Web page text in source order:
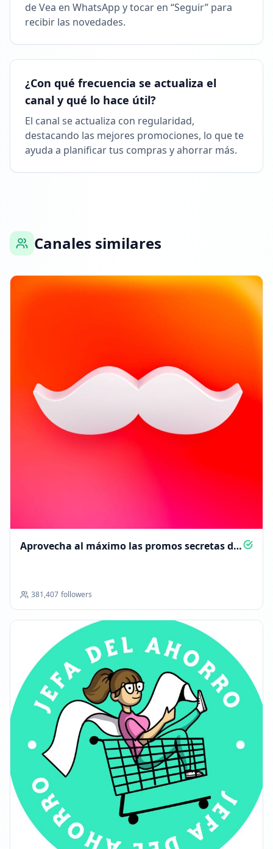
de Vea en WhatsApp y tocar en “Seguir” para
recibir las novedades.
¿Con qué frecuencia se actualiza el
canal y qué lo hace útil?
El canal se actualiza con regularidad,
destacando las mejores promociones, lo que te
ayuda a planificar tus compras y ahorrar más.
Canales similares
Aprovecha al máximo las promos secretas de
381,407 followers